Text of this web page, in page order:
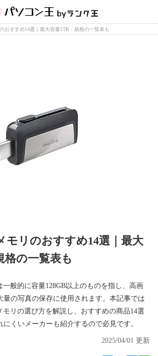
おすすめ14選｜最大容量1TB・規格の一覧表も
モリのおすすめ14選｜最大
格の一覧表も
一般的に容量128GB以上のものを指し、高画
量の写真の保存に使用されます。本記事では
モリの選び方を解説し、おすすめの商品14選
にくいメーカーも紹介するので必見です。
2025/04/01 更新